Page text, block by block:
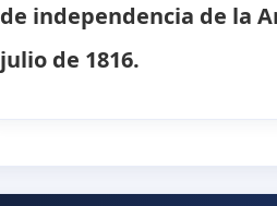
de independencia de la
julio de 1816.